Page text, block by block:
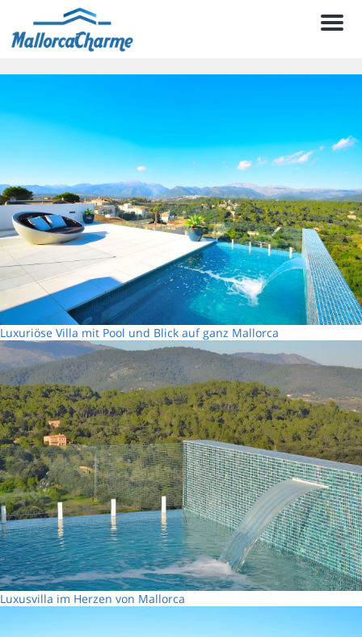
Menu
Luxuriöse Villa mit Pool und Blick auf ganz Mallorca
Luxusvilla im Herzen von Mallorca